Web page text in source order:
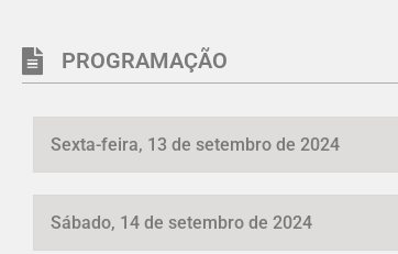
PROGRAMAÇÃO
Sexta-feira, 13 de setembro de 2024
Sábado, 14 de setembro de 2024